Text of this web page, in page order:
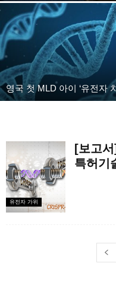
영국 첫 MLD 아이 ‘유전자
유전자 가위
[보고
특허기